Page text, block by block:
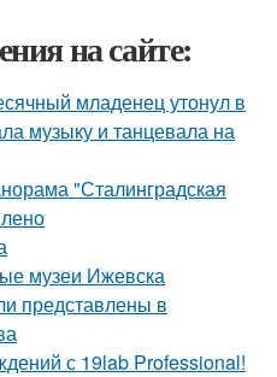
на сайте:
младенец утонул в
музыку и танцевала на
"Сталинградская
музеи Ижевска
представлены в
с 19lab Professional!